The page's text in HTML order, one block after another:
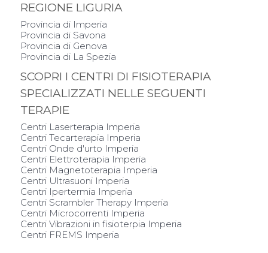
REGIONE LIGURIA
Provincia di Imperia
Provincia di Savona
Provincia di Genova
Provincia di La Spezia
SCOPRI I CENTRI DI FISIOTERAPIA
SPECIALIZZATI NELLE SEGUENTI
TERAPIE
Centri Laserterapia Imperia
Centri Tecarterapia Imperia
Centri Onde d'urto Imperia
Centri Elettroterapia Imperia
Centri Magnetoterapia Imperia
Centri Ultrasuoni Imperia
Centri Ipertermia Imperia
Centri Scrambler Therapy Imperia
Centri Microcorrenti Imperia
Centri Vibrazioni in fisioterpia Imperia
Centri FREMS Imperia